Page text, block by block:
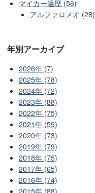
マイカー遍歴 (56)
アルファロメオ (28)
年別アーカイブ
2026年 (7)
2025年 (78)
2024年 (72)
2023年 (88)
2022年 (75)
2021年 (59)
2020年 (73)
2019年 (79)
2018年 (75)
2017年 (65)
2016年 (74)